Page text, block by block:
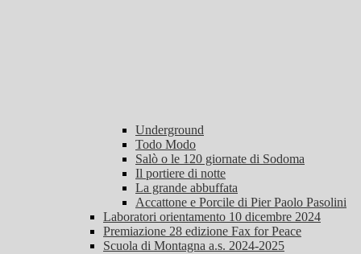
Underground
Todo Modo
Salò o le 120 giornate di Sodoma
Il portiere di notte
La grande abbuffata
Accattone e Porcile di Pier Paolo Pasolini
Laboratori orientamento 10 dicembre 2024
Premiazione 28 edizione Fax for Peace
Scuola di Montagna a.s. 2024-2025